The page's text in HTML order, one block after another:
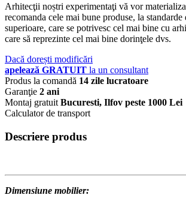
Arhitecţii noștri experimentaţi vă vor
recomanda cele mai bune produse, la standarde
superioare, care se potrivesc cel mai bine cu
care să reprezinte cel mai bine dorinţele dvs.
Dacă dorești modificări
apelează GRATUIT la un consultant
Produs la comandă 14 zile lucratoare
Garanţie 2 ani
Montaj gratuit Bucuresti, Ilfov peste 1000 Lei
Calculator de transport
Descriere produs
Dimensiune mobilier: